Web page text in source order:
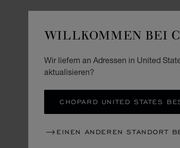
WILLKOMMEN BEI
Wir liefern an Adressen in United
aktualisieren?
CHOPARD UNITED STATES
EINEN ANDEREN STANDORT